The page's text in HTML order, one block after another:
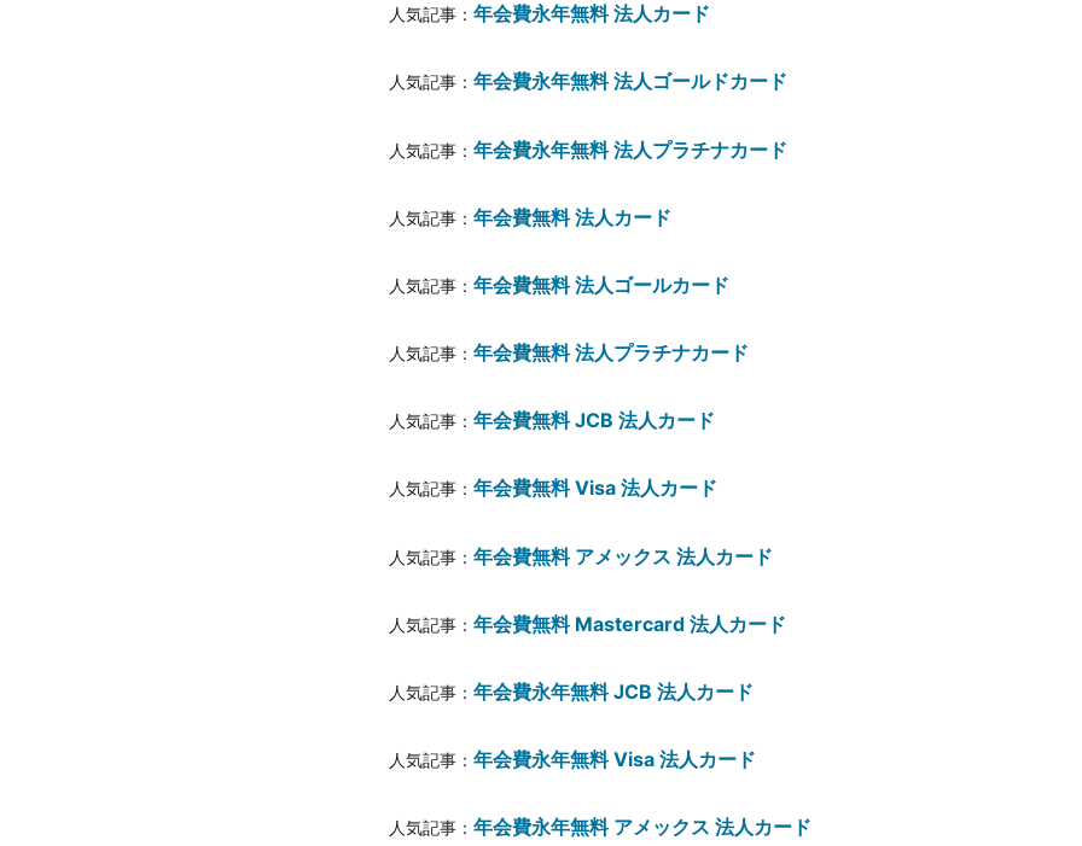
人気記事： 年会費永年無料 法人カード
人気記事： 年会費永年無料 法人ゴールドカード
人気記事： 年会費永年無料 法人プラチナカード
人気記事： 年会費無料 法人カード
人気記事： 年会費無料 法人ゴールカード
人気記事： 年会費無料 法人プラチナカード
人気記事： 年会費無料 JCB 法人カード
人気記事： 年会費無料 Visa 法人カード
人気記事： 年会費無料 アメックス 法人カード
人気記事： 年会費無料 Mastercard 法人カード
人気記事： 年会費永年無料 JCB 法人カード
人気記事： 年会費永年無料 Visa 法人カード
人気記事： 年会費永年無料 アメックス 法人カード